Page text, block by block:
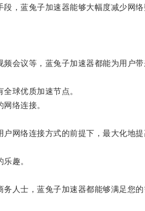
蓝兔子加速器能够大幅度减少网络
议等，蓝兔子加速器都能为用户
球优质加速节点。
络连接。
络连接方式的前提下，最大化地提
趣。
士，蓝兔子加速器都能够满足您的